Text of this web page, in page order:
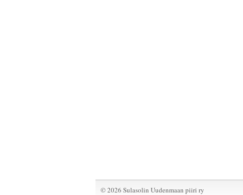
©2026 Sulasolin Uudenmaan piiri ry